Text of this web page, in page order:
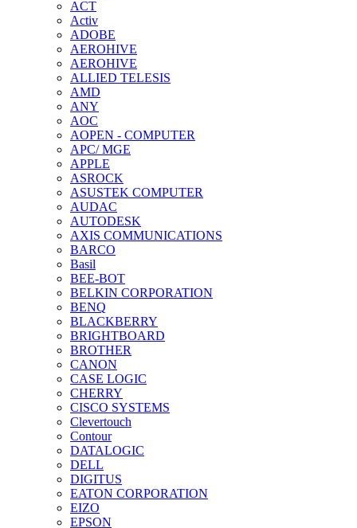
ACT
Activ
ADOBE
AEROHIVE
AEROHIVE
ALLIED TELESIS
AMD
ANY
AOC
AOPEN - COMPUTER
APC/ MGE
APPLE
ASROCK
ASUSTEK COMPUTER
AUDAC
AUTODESK
AXIS COMMUNICATIONS
BARCO
Basil
BEE-BOT
BELKIN CORPORATION
BENQ
BLACKBERRY
BRIGHTBOARD
BROTHER
CANON
CASE LOGIC
CHERRY
CISCO SYSTEMS
Clevertouch
Contour
DATALOGIC
DELL
DIGITUS
EATON CORPORATION
EIZO
EPSON